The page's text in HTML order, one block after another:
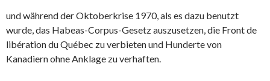
und während der Oktoberkrise 1970, als es dazu benutzt
wurde, das Habeas-Corpus-Gesetz auszusetzen, die Front de
libération du Québec zu verbieten und Hunderte von
Kanadiern ohne Anklage zu verhaften.